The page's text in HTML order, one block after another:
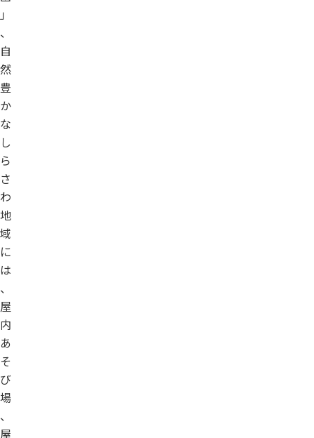
」
、
自
然
豊
か
な
し
ら
さ
わ
地
域
に
は
、
屋
内
あ
そ
び
場
、
屋